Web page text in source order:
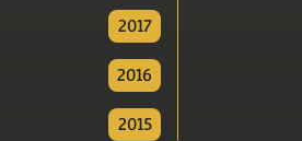
2017
2016
2015